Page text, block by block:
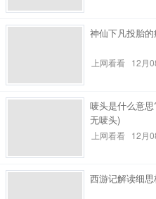
神仙下凡投胎
上网看看 12月
唛头是什么意
无唛头)
上网看看 12月
西游记解读细